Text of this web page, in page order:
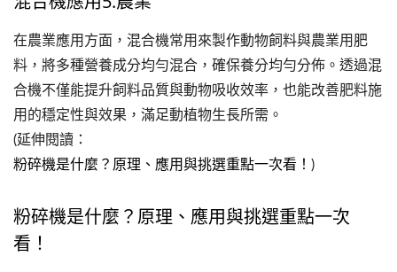
在農業應用方面，混合機常用來製作動物飼料與農業用肥
料，將多種營養成分均勻混合，確保養分均勻分佈。透過混
合機不僅能提升飼料品質與動物吸收效率，也能改善肥料施
用的穩定性與效果，滿足動植物生長所需。
(延伸閱讀：
粉碎機是什麼？原理、應用與挑選重點一次看！ )
粉碎機是什麼？原理、應用與挑選重點一次
看！